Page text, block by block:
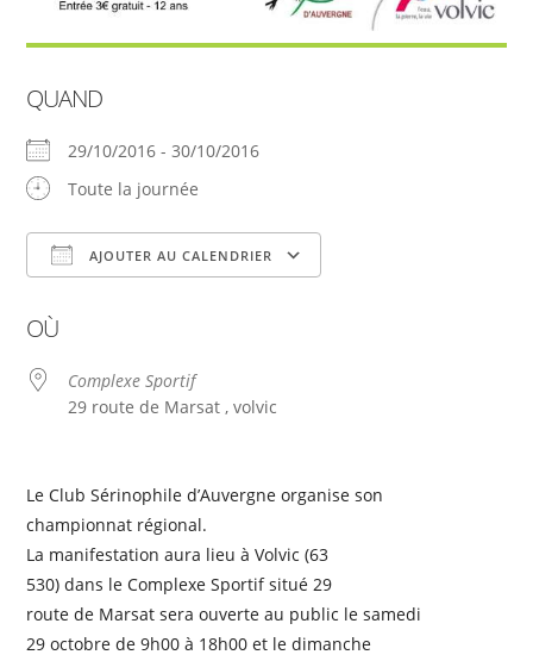
QUAND
29/10/2016 - 30/10/2016
Toute la journée
AJOUTER AU CALENDRIER
OÙ
Complexe Sportif
29 route de Marsat , volvic
Le Club Sérinophile d’Auvergne organise son
championnat régional.
La manifestation aura lieu à Volvic (63
530) dans le Complexe Sportif situé 29
route de Marsat sera ouverte au public le samedi
29 octobre de 9h00 à 18h00 et le dimanche